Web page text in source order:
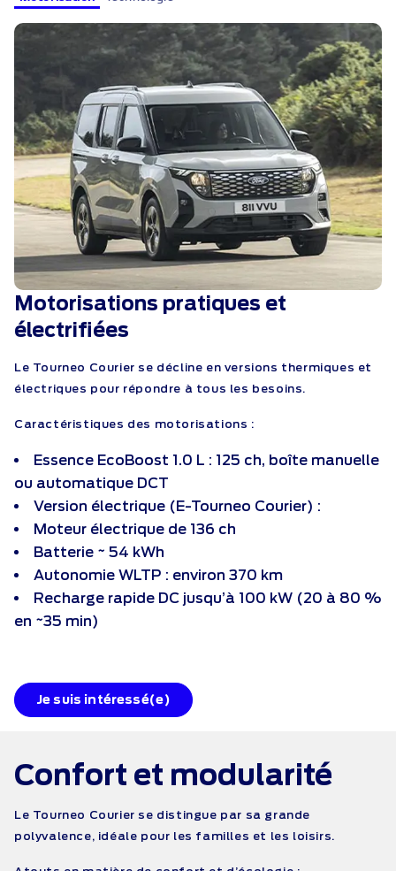
Motorisations pratiques et
électrifiées
Le Tourneo Courier se décline en versions thermiques et
électriques pour répondre à tous les besoins.
Caractéristiques des motorisations :
Essence EcoBoost 1.0 L : 125 ch, boîte manuelle
ou automatique DCT
Version électrique (E-Tourneo Courier) :
Moteur électrique de 136 ch
Batterie ~ 54 kWh
Autonomie WLTP : environ 370 km
Recharge rapide DC jusqu’à 100 kW (20 à 80 %
en ~35 min)
Je suis intéressé(e)
Confort et modularité
Le Tourneo Courier se distingue par sa grande
polyvalence, idéale pour les familles et les loisirs.